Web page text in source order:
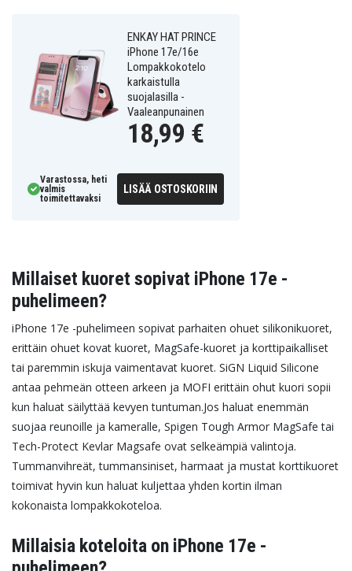
ENKAY HAT PRINCE
iPhone 17e/16e
Lompakkokotelo
karkaistulla
suojalasilla -
Vaaleanpunainen
18,99 €
Varastossa, heti
valmis
toimitettavaksi
LISÄÄ OSTOSKORIIN
Millaiset kuoret sopivat iPhone 17e -
puhelimeen?
iPhone 17e -puhelimeen sopivat parhaiten ohuet silikonikuoret,
erittäin ohuet kovat kuoret, MagSafe-kuoret ja korttipaikalliset
tai paremmin iskuja vaimentavat kuoret. SiGN Liquid Silicone
antaa pehmeän otteen arkeen ja MOFI erittäin ohut kuori sopii
kun haluat säilyttää kevyen tuntuman.Jos haluat enemmän
suojaa reunoille ja kameralle, Spigen Tough Armor MagSafe tai
Tech-Protect Kevlar Magsafe ovat selkeämpiä valintoja.
Tummanvihreät, tummansiniset, harmaat ja mustat korttikuoret
toimivat hyvin kun haluat kuljettaa yhden kortin ilman
kokonaista lompakkokoteloa.
Millaisia koteloita on iPhone 17e -